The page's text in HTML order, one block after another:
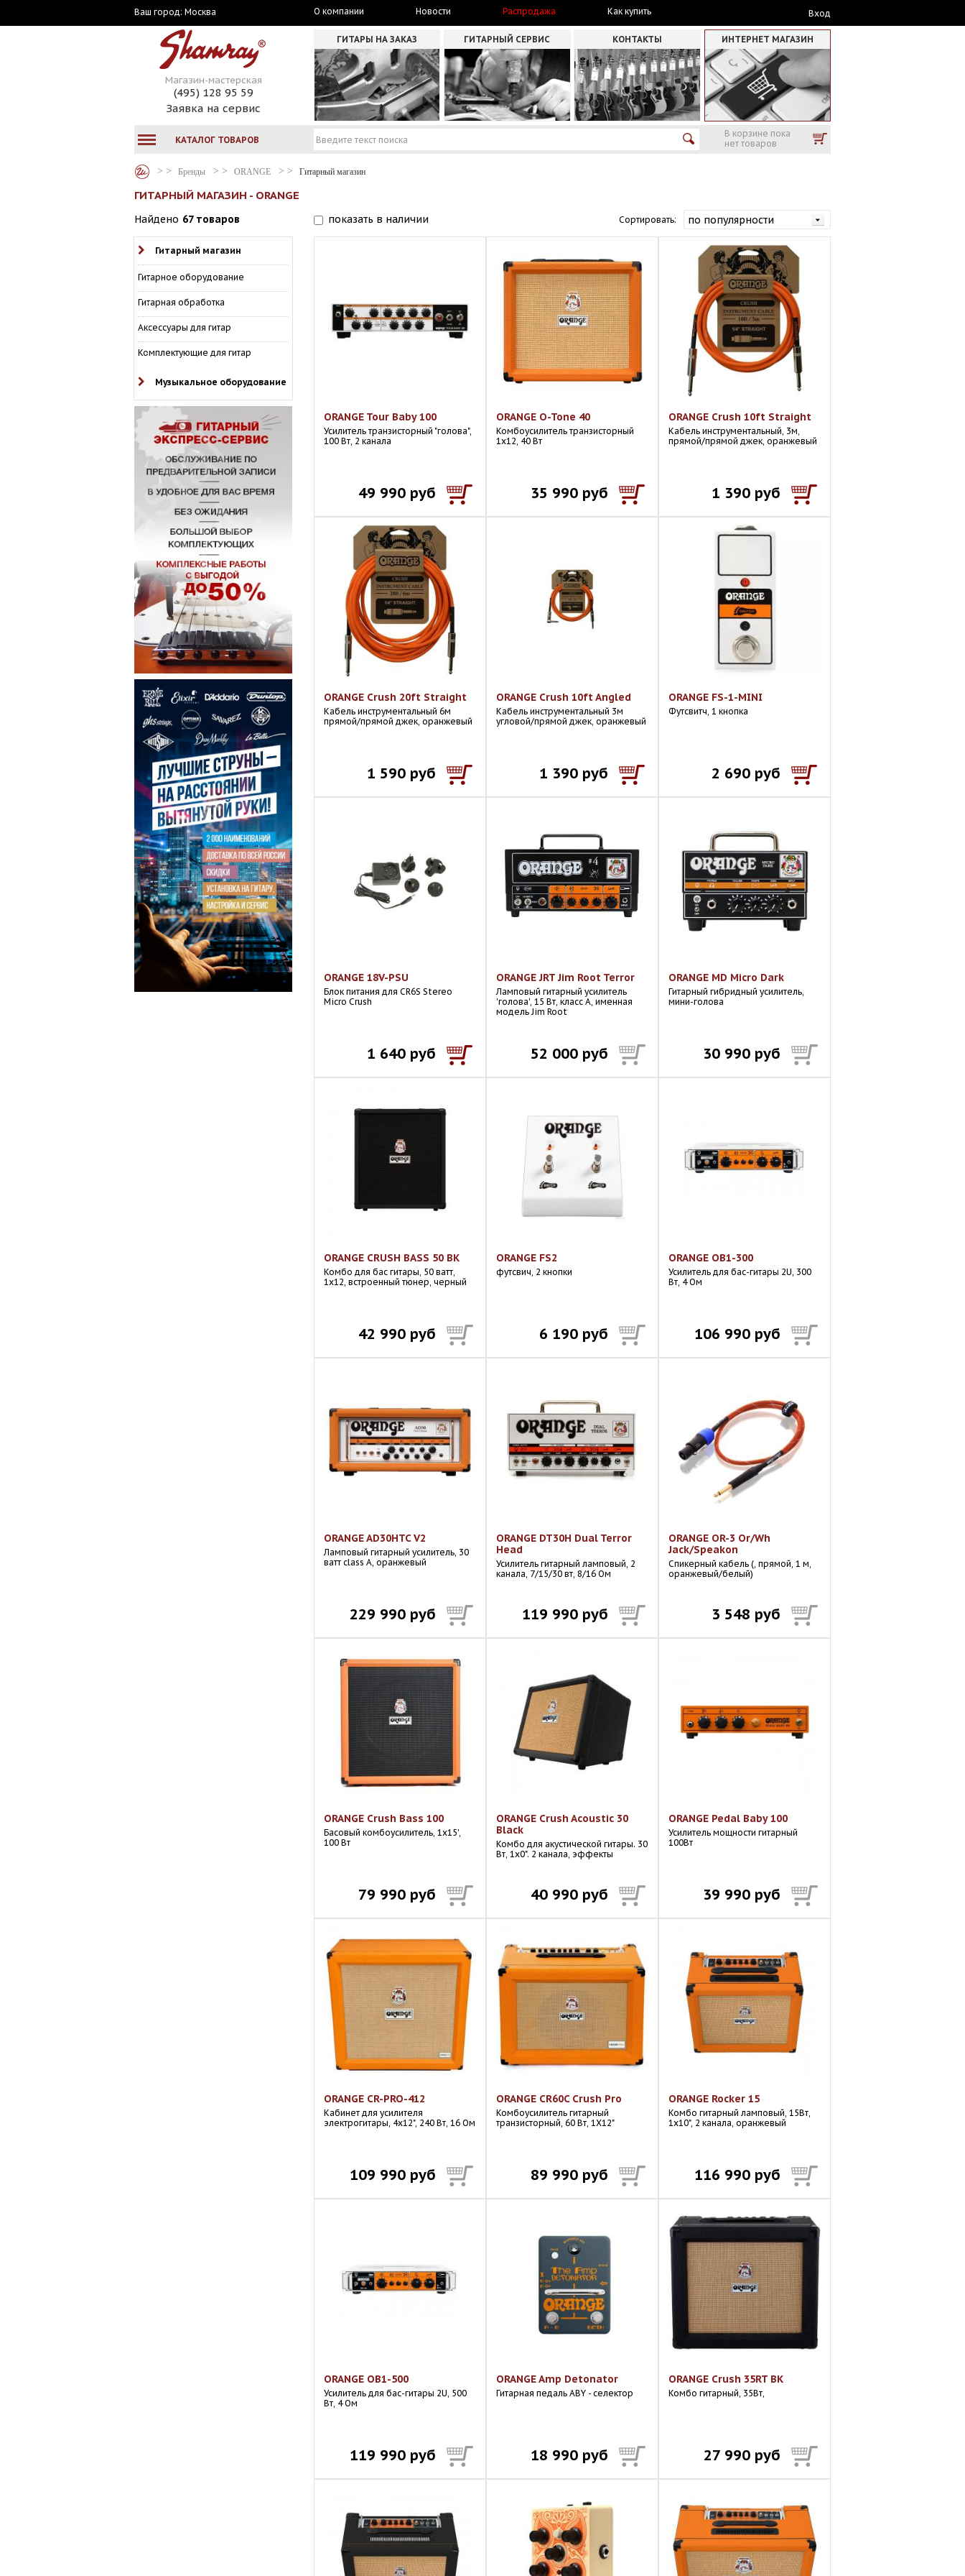
Ваш город: Москва О компании Новости Распродажа Как купить Вход
Магазин-мастерская
(495) 128 95 59
Заявка на сервис
ГИТАРЫ НА ЗАКАЗ ГИТАРНЫЙ СЕРВИС КОНТАКТЫ ИНТЕРНЕТ МАГАЗИН
КАТАЛОГ ТОВАРОВ
В корзине пока
нет товаров
Бренды ORANGE Гитарный магазин
ГИТАРНЫЙ МАГАЗИН - ORANGE
Найдено 67 товаров показать в наличии Сортировать:
Гитарный магазин
Гитарное оборудование
Гитарная обработка
Аксессуары для гитар
Комплектующие для гитар
Музыкальное оборудование
ORANGE Tour Baby 100
Усилитель транзисторный "голова",
100 Вт, 2 канала
49 990 руб
ORANGE O-Tone 40
Комбоусилитель транзисторный
1х12, 40 Вт
35 990 руб
ORANGE Crush 10ft Straight
Кабель инструментальный, 3м,
прямой/прямой джек, оранжевый
1 390 руб
ORANGE Crush 20ft Straight
Кабель инструментальный 6м
прямой/прямой джек, оранжевый
1 590 руб
ORANGE Crush 10ft Angled
Кабель инструментальный 3м
угловой/прямой джек, оранжевый
1 390 руб
ORANGE FS-1-MINI
Футсвитч, 1 кнопка
2 690 руб
ORANGE 18V-PSU
Блок питания для CR6S Stereo
Micro Crush
1 640 руб
ORANGE JRT Jim Root Terror
Ламповый гитарный усилитель
'голова', 15 Вт, класс A, именная
модель Jim Root
52 000 руб
ORANGE MD Micro Dark
Гитарный гибридный усилитель,
мини-голова
30 990 руб
ORANGE CRUSH BASS 50 BK
Комбо для бас гитары, 50 ватт,
1х12, встроенный тюнер, черный
42 990 руб
ORANGE FS2
футсвич, 2 кнопки
6 190 руб
ORANGE OB1-300
Усилитель для бас-гитары 2U, 300
Вт, 4 Ом
106 990 руб
ORANGE AD30HTC V2
Ламповый гитарный усилитель, 30
ватт class A, оранжевый
229 990 руб
ORANGE DT30H Dual Terror
Head
Усилитель гитарный ламповый, 2
канала, 7/15/30 вт, 8/16 Ом
119 990 руб
ORANGE OR-3 Or/Wh
Jack/Speakon
Спикерный кабель (, прямой, 1 м,
оранжевый/белый)
3 548 руб
ORANGE Crush Bass 100
Басовый комбоусилитель, 1x15',
100 Вт
79 990 руб
ORANGE Crush Acoustic 30
Black
Комбо для акустической гитары. 30
Вт, 1x0". 2 канала, эффекты
40 990 руб
ORANGE Pedal Baby 100
Усилитель мощности гитарный
100Вт
39 990 руб
ORANGE CR-PRO-412
Кабинет для усилителя
электрогитары, 4х12", 240 Вт, 16 Ом
109 990 руб
ORANGE CR60C Crush Pro
Комбоусилитель гитарный
транзисторный, 60 Вт, 1Х12"
89 990 руб
ORANGE Rocker 15
Комбо гитарный ламповый, 15Вт,
1х10", 2 канала, оранжевый
116 990 руб
ORANGE OB1-500
Усилитель для бас-гитары 2U, 500
Вт, 4 Ом
119 990 руб
ORANGE Amp Detonator
Гитарная педаль ABY - селектор
18 990 руб
ORANGE Crush 35RT BK
Комбо гитарный, 35Вт,
27 990 руб